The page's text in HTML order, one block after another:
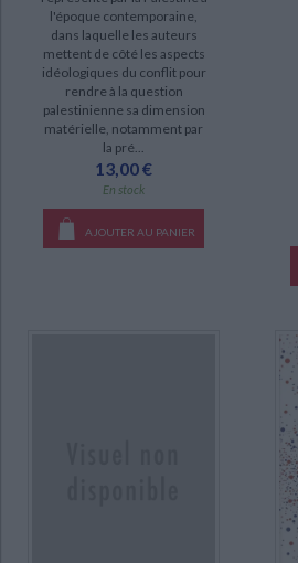
CHARGEMENT...
Identités et cultures (5)
La fabrique de l'impuissance (2)
Queer zones (2)
Fleurs de rêve (1)
DISPONIBILITÉ
disponible (254)
l'époque contemporaine,
dans laquelle les auteurs
mettent de côté les aspects
idéologiques du conflit pour
rendre à la question
palestinienne sa dimension
matérielle, notamment par
la pré...
13,00 €
En stock
AJOUTER AU PANIER